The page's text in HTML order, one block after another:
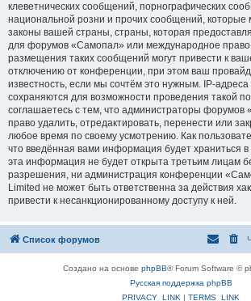
клеветнических сообщений, порнографических
национальной розни и прочих сообщений, которые
законы вашей страны, страны, которая
для форумов «Самопал» или международное
размещения таких сообщений могут привести к
отключению от конференции, при этом ваш
известность, если мы сочтём это нужным. IP-
сохраняются для возможности проведения такой
соглашаетесь с тем, что администраторы
право удалить, отредактировать, перенести или
любое время по своему усмотрению. Как
что введённая вами информация будет храниться
эта информация не будет открыта третьим лицам
разрешения, ни администрация конференции
Limited не может быть ответственна за действия
привести к несанкционированному доступу к ней.
Список форумов
Создано на основе phpBB® Forum Software ©
Русская поддержка phpBB
PRIVACY_LINK | TERMS_LINK